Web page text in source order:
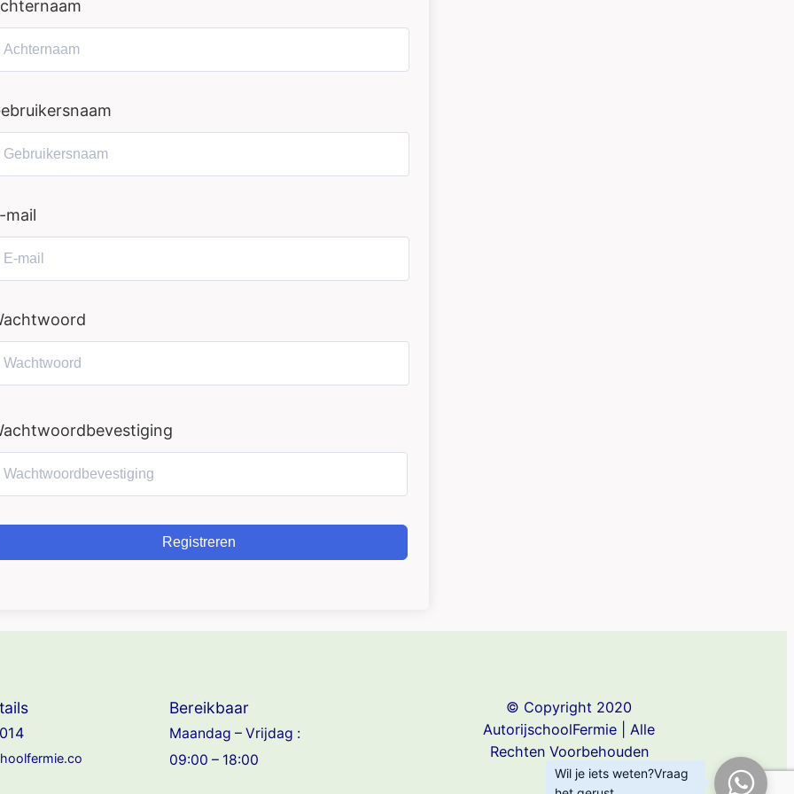
mail
Registreren
Bereikbaar
Maandag – Vrijdag :
09:00 – 18:00
© Copyright 2020
AutorijschoolFermie | Alle
Rechten Voorbehouden
Wil je iets weten?Vraag